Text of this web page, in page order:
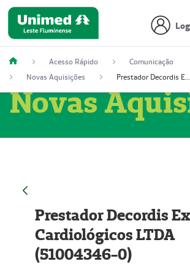
Acesso Rápido
Comunicação
Novas Aquisições
Prestador Decordis Exames Cardiológicos LTDA (51004346-0)
Novas
Prestador Decordis
Cardiológicos LTDA
(51004346-0)